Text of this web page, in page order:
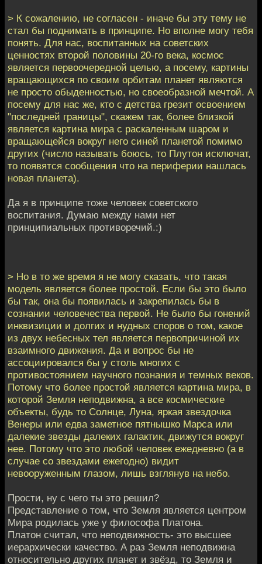
> К сожалению, не согласен - иначе бы эту тему не
стал бы поднимать в принципе. Но вполне могу тебя
понять. Для нас, воспитанных на советских
ценностях второй половины 20-го века, космос
является первоочередной целью, а посему, картины
вращающихся по своим орбитам планет являются
не просто обыденностью, но своеобразной мечтой. А
посему для нас же, кто с детства грезит освоением
"последней границы", скажем так, более близкой
является картина мира с раскаленным шаром и
вращающейся вокруг него синей планетой помимо
других (число называть боюсь, то Плутон исключат,
то появятся сообщения что на периферии нашлась
новая планета).
Да я в принципе тоже человек советского
воспитания. Думаю между нами нет
принципиальных противоречий.:)
> Но в то же время я не могу сказать, что такая
модель является более простой. Если бы это было
бы так, она бы появилась и закрепилась бы в
сознании человечества первой. Не было бы гонений
инквизиции и долгих и нудных споров о том, какое
из двух небесных тел является первопричиной их
взаимного движения. Да и вопрос бы не
ассоциировался бы у столь многих с
противостоянием научного познания и темных веков.
Потому что более простой является картина мира, в
которой Земля неподвижна, а все космические
объекты, будь то Солнце, Луна, яркая звездочка
Венеры или едва заметное пятнышко Марса или
далекие звезды далеких галактик, движутся вокруг
нее. Потому что это любой человек ежедневно (а в
случае со звездами ежегодно) видит
невооруженным глазом, лишь взглянув на небо.
Прости, ну с чего ты это решил?
Представление о том, что Земля является центром
Мира родилась уже у философа Платона.
Платон считал, что неподвижность- это высшее
иерархически качество. А раз Земля неподвижна
относительно других планет и звёзд, то Земля и